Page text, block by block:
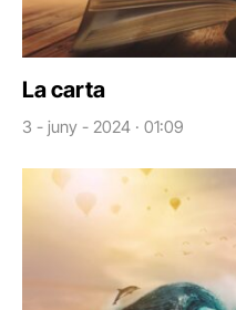
La carta
3 - juny - 2024 · 01:09